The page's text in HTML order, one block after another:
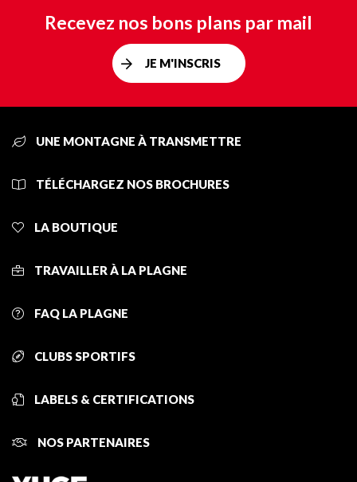
Recevez nos bons plans par mail
JE M'INSCRIS
UNE MONTAGNE À TRANSMETTRE
TÉLÉCHARGEZ NOS BROCHURES
LA BOUTIQUE
TRAVAILLER À LA PLAGNE
FAQ LA PLAGNE
CLUBS SPORTIFS
LABELS & CERTIFICATIONS
NOS PARTENAIRES